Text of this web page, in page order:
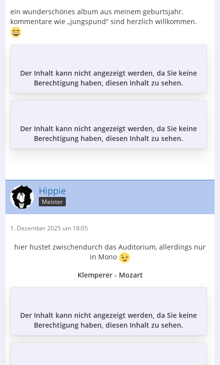
ein wunderschönes album aus meinem geburtsjahr.
kommentare wie „jungspund“ sind herzlich willkommen.
Der Inhalt kann nicht angezeigt werden, da Sie keine
Berechtigung haben, diesen Inhalt zu sehen.
Der Inhalt kann nicht angezeigt werden, da Sie keine
Berechtigung haben, diesen Inhalt zu sehen.
Hippie
Meister
1. Dezember 2025 um 18:05
hier hustet zwischendurch das Auditorium, allerdings nur
in Mono
Klemperer - Mozart
Der Inhalt kann nicht angezeigt werden, da Sie keine
Berechtigung haben, diesen Inhalt zu sehen.